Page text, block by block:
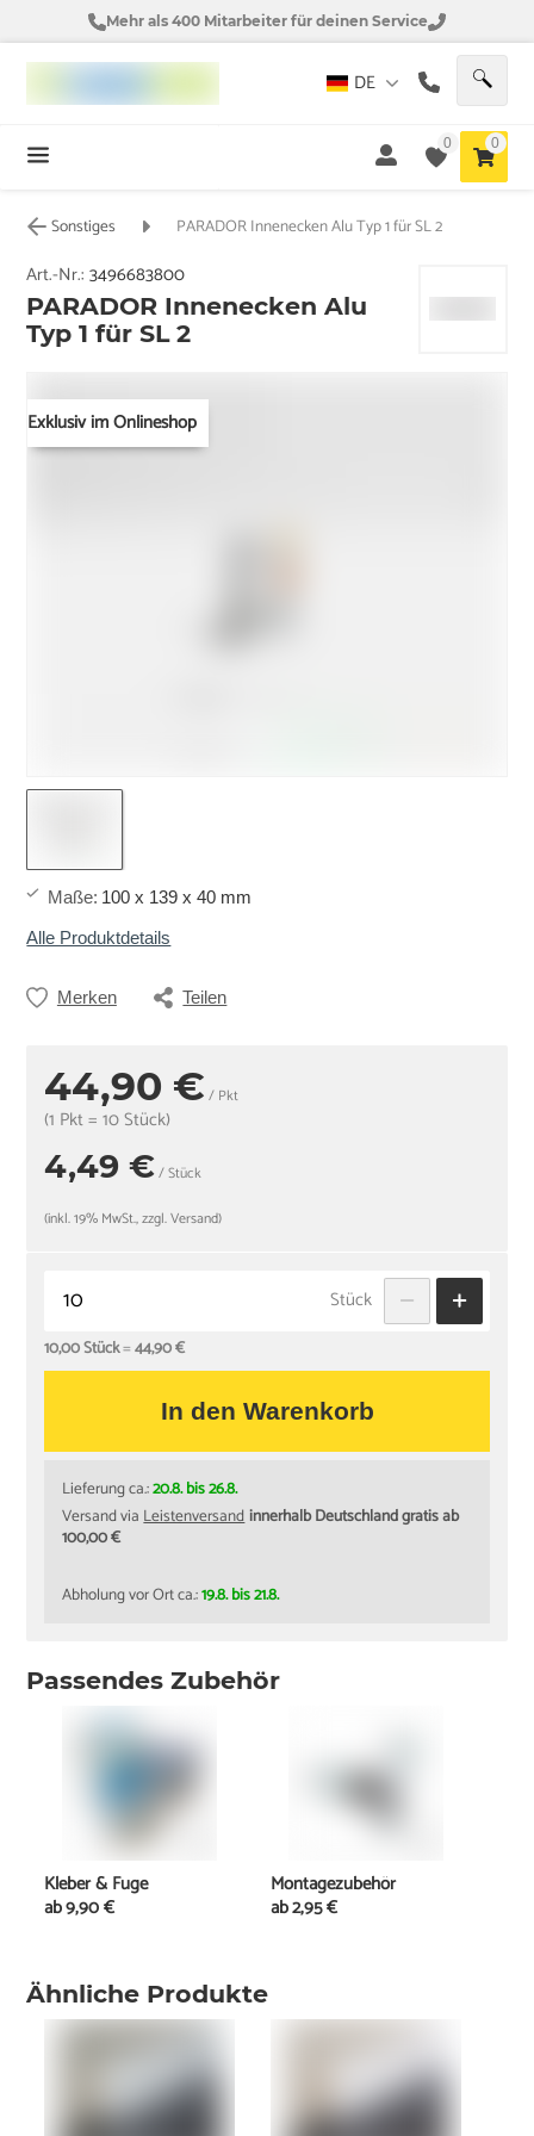
Mehr als 400 Mitarbeiter für deinen Service
DE
0 0
Sonstiges PARADOR Innenecken Alu Typ 1 für SL 2
Exklusiv im Onlineshop
Art.-Nr.:3496683800
PARADOR Innenecken Alu
Typ 1 für SL 2
Maße: 100 x 139 x 40 mm
Alle Produktdetails
Merken Teilen
44,90 € / Pkt
(1 Pkt = 10 Stück)
4,49 €/ Stück
(inkl. 19% MwSt., zzgl. Versand)
Stück
10,00 Stück=44,90 €
In den Warenkorb
Lieferung ca.:20.8. bis 26.8.
Versand viaLeistenversandinnerhalb Deutschland gratis ab
100,00 €
Abholung vor Ort ca.:19.8. bis 21.8.
Ähnliche Produkte
Passendes Zubehör
Kleber & Fuge
ab9,90 €
Montagezubehör
ab2,95 €